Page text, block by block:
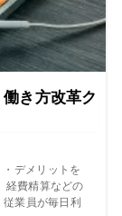
き方改革ク
デメリットを
経費精算などの
業員が毎日利